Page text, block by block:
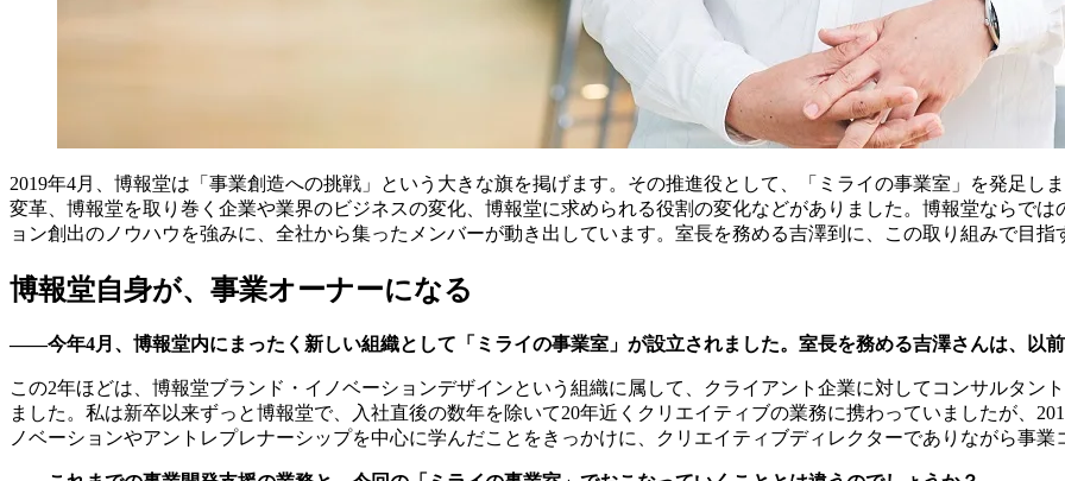
2019年4月、博報堂は「事業創造への挑戦」という大きな旗を掲げます。その推進役として、「ミライの事業室」を発足し
変革、博報堂を取り巻く企業や業界のビジネスの変化、博報堂に求められる役割の変化などがありました。博報堂ならで
ョン創出のノウハウを強みに、全社から集ったメンバーが動き出しています。室長を務める吉澤到に、この取り組みで目指
博報堂自身が、事業オーナーになる
――今年4月、博報堂内にまったく新しい組織として「ミライの事業室」が設立されました。室長を務める吉澤さんは、以
この2年ほどは、博報堂ブランド・イノベーションデザインという組織に属して、クライアント企業に対してコンサルタン
ました。私は新卒以来ずっと博報堂で、入社直後の数年を除いて20年近くクリエイティブの業務に携わっていましたが、
ノベーションやアントレプレナーシップを中心に学んだことをきっかけに、クリエイティブディレクターでありながら事